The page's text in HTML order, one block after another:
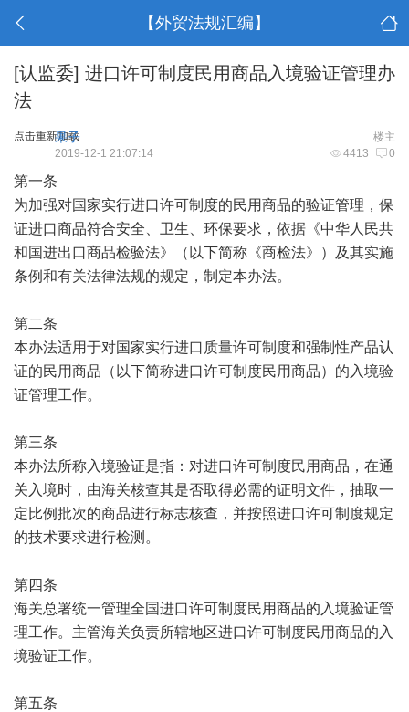
【外贸法规汇编】
[认监委] 进口许可制度民用商品入境验证管理办
法
点击重新加载 楼主
果子
4413 0
2019-12-1 21:07:14
第一条
为加强对国家实行进口许可制度的民用商品的验证管理，保
证进口商品符合安全、卫生、环保要求，依据《中华人民共
和国进出口商品检验法》（以下简称《商检法》）及其实施
条例和有关法律法规的规定，制定本办法。
第二条
本办法适用于对国家实行进口质量许可制度和强制性产品认
证的民用商品（以下简称进口许可制度民用商品）的入境验
证管理工作。
第三条
本办法所称入境验证是指：对进口许可制度民用商品，在通
关入境时，由海关核查其是否取得必需的证明文件，抽取一
定比例批次的商品进行标志核查，并按照进口许可制度规定
的技术要求进行检测。
第四条
海关总署统一管理全国进口许可制度民用商品的入境验证管
理工作。主管海关负责所辖地区进口许可制度民用商品的入
境验证工作。
第五条